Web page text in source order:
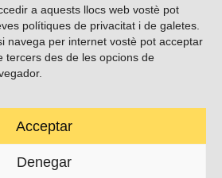
a aquests llocs web vostè pot
polítiques de privacitat i de galetes.
navega per internet vostè pot acceptar
tercers des de les opcions de
Acceptar
Denegar
a les xarxes socials
180 (baixos), Barcelona.
contacte@cup.cat